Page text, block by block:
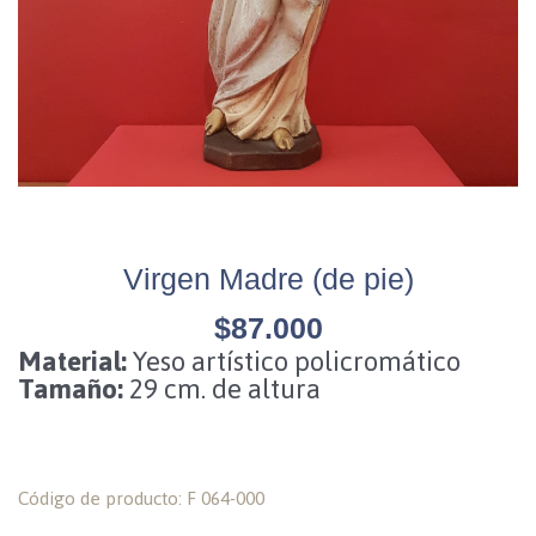
Virgen Madre (de pie)
$87.000
Material:Yeso artístico policromático
Tamaño:29 cm. de altura
Código de producto: F 064-000